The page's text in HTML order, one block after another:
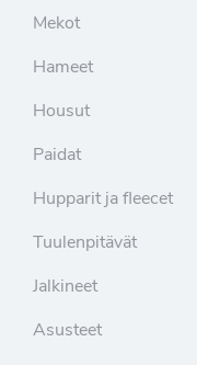
Mekot
Hameet
Housut
Paidat
Hupparit ja fleecet
Tuulenpitävät
Jalkineet
Asusteet